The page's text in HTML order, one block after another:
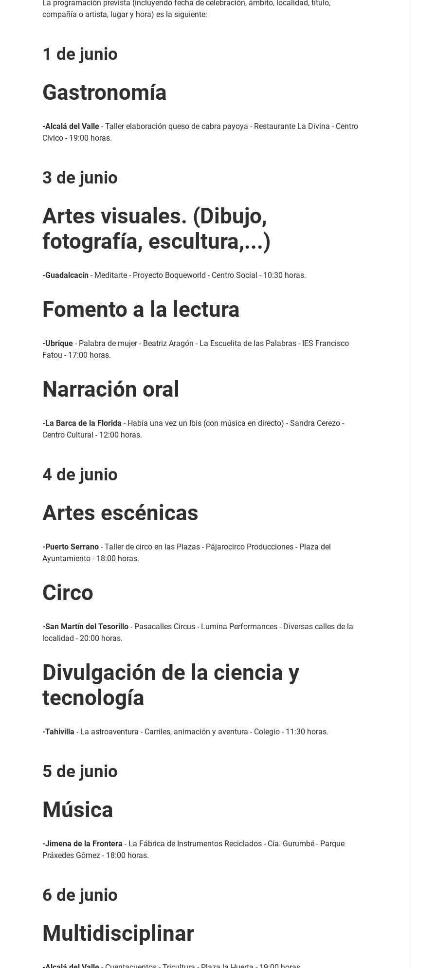
La programación prevista (incluyendo fecha de celebración, ámbito, localidad, título,
compañía o artista, lugar y hora) es la siguiente:
1 de junio
Gastronomía
-Alcalá del Valle - Taller elaboración queso de cabra payoya - Restaurante La Divina - Centro
Cívico - 19:00 horas.
3 de junio
Artes visuales. (Dibujo,
fotografía, escultura,...)
-Guadalcacín - Meditarte - Proyecto Boqueworld - Centro Social - 10:30 horas.
Fomento a la lectura
-Ubrique - Palabra de mujer - Beatriz Aragón - La Escuelita de las Palabras - IES Francisco
Fatou - 17:00 horas.
Narración oral
-La Barca de la Florida - Había una vez un Ibis (con música en directo) - Sandra Cerezo -
Centro Cultural - 12:00 horas.
4 de junio
Artes escénicas
-Puerto Serrano - Taller de circo en las Plazas - Pájarocirco Producciones - Plaza del
Ayuntamiento - 18:00 horas.
Circo
-San Martín del Tesorillo - Pasacalles Circus - Lumina Performances - Diversas calles de la
localidad - 20:00 horas.
Divulgación de la ciencia y
tecnología
-Tahivilla - La astroaventura - Carriles, animación y aventura - Colegio - 11:30 horas.
5 de junio
Música
-Jimena de la Frontera - La Fábrica de Instrumentos Reciclados - Cía. Gurumbé - Parque
Práxedes Gómez - 18:00 horas.
6 de junio
Multidisciplinar